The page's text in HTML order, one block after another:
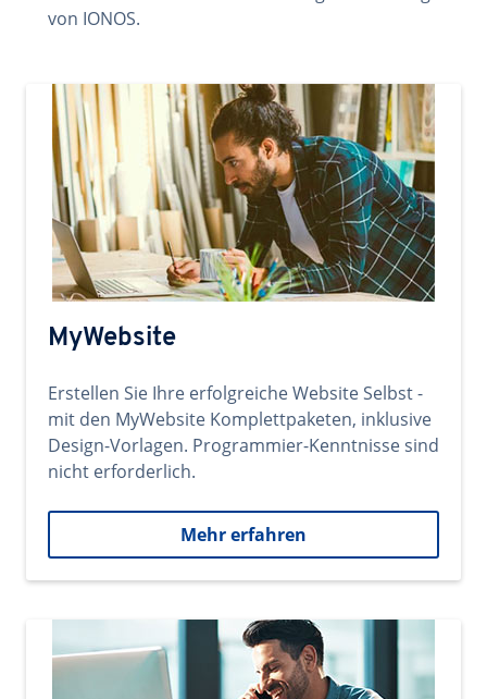
von IONOS.
MyWebsite
Erstellen Sie Ihre erfolgreiche Website Selbst -
mit den MyWebsite Komplettpaketen, inklusive
Design-Vorlagen. Programmier-Kenntnisse sind
nicht erforderlich.
Mehr erfahren